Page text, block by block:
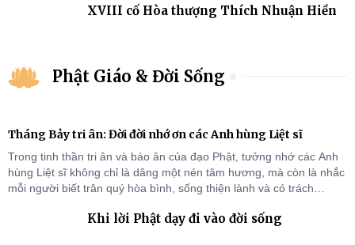
XVIII cố Hòa thượng Thích Nhuận Hiền
Phật Giáo & Đời Sống
Tháng Bảy tri ân: Đời đời nhớ ơn các Anh hùng Liệt sĩ
Trong tinh thần tri ân và báo ân của đạo Phật, tưởng nhớ các Anh
hùng Liệt sĩ không chỉ là dâng một nén tâm hương, mà còn là nhắc
mỗi người biết trân quý hòa bình, sống thiện lành và có trách
Khi lời Phật dạy đi vào đời sống